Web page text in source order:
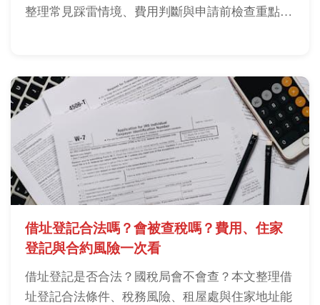
整理常見踩雷情境、費用判斷與申請前檢查重點，
借址登記合法嗎？會被查稅嗎？費用、住家
登記與合約風險一次看
借址登記是否合法？國稅局會不會查？本文整理借
址登記合法條件、稅務風險、租屋處與住家地址能